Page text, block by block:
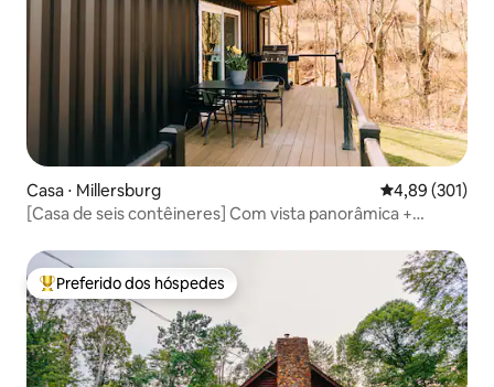
Casa ⋅ Millersburg 4,89 de uma
4,89 (301)
[Casa de seis contêineres] Com vista panorâmica +
Entre os melhores preferidos dos hóspedes
Preferido dos hóspedes